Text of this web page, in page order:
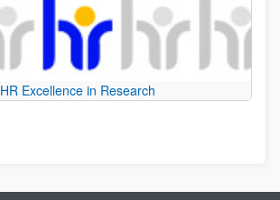
HR Excellence in Research